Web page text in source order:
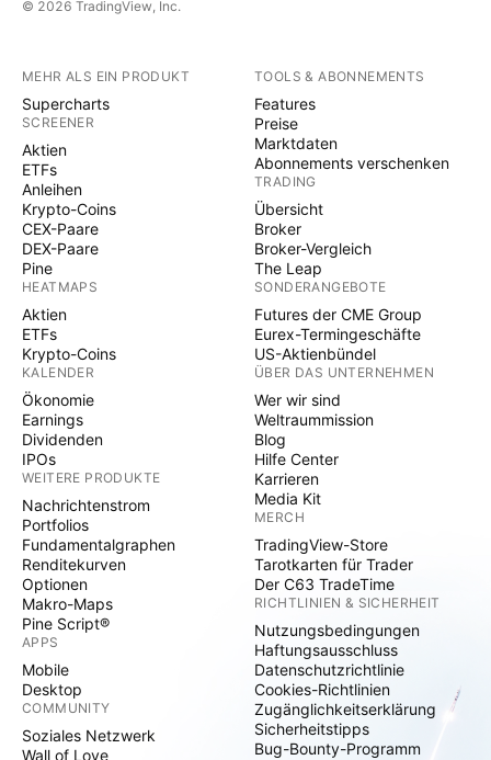
© 2026 TradingView, Inc.
MEHR ALS EIN PRODUKT
Supercharts
SCREENER
Aktien
ETFs
Anleihen
Krypto-Coins
CEX-Paare
DEX-Paare
Pine
HEATMAPS
Aktien
ETFs
Krypto-Coins
KALENDER
Ökonomie
Earnings
Dividenden
IPOs
WEITERE PRODUKTE
Nachrichtenstrom
Portfolios
Fundamentalgraphen
Renditekurven
Optionen
Makro-Maps
Pine Script®
APPS
Mobile
Desktop
COMMUNITY
Soziales Netzwerk
Wall of Love
TOOLS & ABONNEMENTS
Features
Preise
Marktdaten
Abonnements verschenken
TRADING
Übersicht
Broker
Broker-Vergleich
The Leap
SONDERANGEBOTE
Futures der CME Group
Eurex-Termingeschäfte
US-Aktienbündel
ÜBER DAS UNTERNEHMEN
Wer wir sind
Weltraummission
Blog
Hilfe Center
Karrieren
Media Kit
MERCH
TradingView-Store
Tarotkarten für Trader
Der C63 TradeTime
RICHTLINIEN & SICHERHEIT
Nutzungsbedingungen
Haftungsausschluss
Datenschutzrichtlinie
Cookies-Richtlinien
Zugänglichkeitserklärung
Sicherheitstipps
Bug-Bounty-Programm